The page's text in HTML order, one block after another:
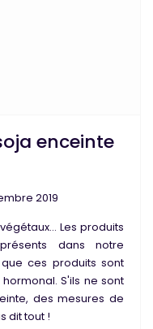
enceinte
2019
Les produits
dans notre
ces produits sont
. S'ils ne sont
, des mesures de
dit tout !